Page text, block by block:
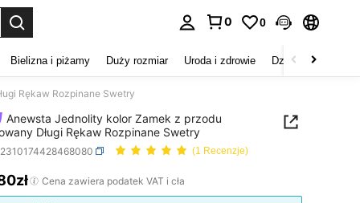
0 0
Bielizna i piżamy Duży rozmiar Uroda i zdrowie Dzieci
Rękaw Rozpinane Swetry
Anewsta Jednolity kolor Zamek z przodu
Długi Rękaw Rozpinane Swetry
(1 Recenzje)
AND AVAILABILITY
Cena zawiera podatek VAT i cła